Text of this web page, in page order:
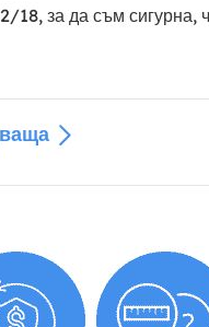
за да съм сигурна,